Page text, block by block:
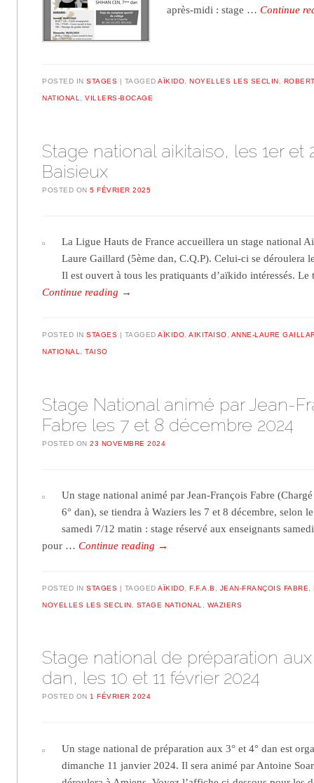
après-midi : stage …Continue
POSTED INSTAGES TAGGEDAÏKIDO,NOYELLES LES SECLIN,
NATIONAL,VILLERS-BOCAGE
Stage national aikitaiso, les 1er et
Baisieux
POSTED ON5 FÉVRIER 2025
La Ligue Hauts de France accueillera un stage national
Laure Gaillard (5ème dan, C.Q.P). Celui-ci se déroulera
Il est ouvert à tous les pratiquants d’aïkido intéressés.
Continue reading →
POSTED INSTAGES TAGGEDAÏKIDO ,AIKITAISO ANNE-LAURE
NATIONAL ,TAISO
Stage National animé par Jean-
Fabre les 7 et 8 décembre 2024
POSTED ON23 NOVEMBRE 2024
Un stage national animé par Jean-François Fabre
6° dan), se tiendra à Waziers les 7 et 8 décembre, selon
samedi 7/12 matin : stage réservé aux enseignants
pour …Continue reading →
POSTED INSTAGES TAGGEDAÏKIDO ,F.F.A.B JEAN-FRANÇOIS FABRE ,
NOYELLES LES SECLIN STAGE NATIONAL WAZIERS
Stage national de préparation aux
dan, les 10 et 11 février 2024
POSTED ON1 FÉVRIER 2024
Un stage national de préparation aux 3° et 4° dan est
dimanche 11 janvier 2024. Il sera animé par Antoine